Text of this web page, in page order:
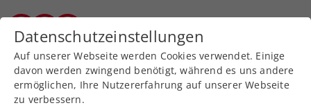
Zurück zur Newsübersicht
Davis Cup
Datenschutzeinstellungen
Auf unserer Webseite werden Cookies verwendet. Einige
davon werden zwingend benötigt, während es uns andere
ermöglichen, Ihre Nutzererfahrung auf unserer Webseite
zu verbessern.